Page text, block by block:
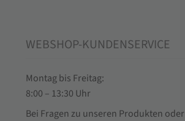
WEBSHOP-KUNDENSERVICE
Montag bis Freitag:
8:00 – 13:30 Uhr
Bei Fragen zu unseren Produkten oder